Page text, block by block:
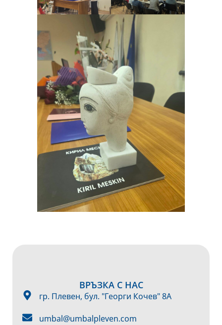
ВРЪЗКА С НАС
гр. Плевен, бул. "Георги Кочев" 8А
umbal@umbalpleven.com